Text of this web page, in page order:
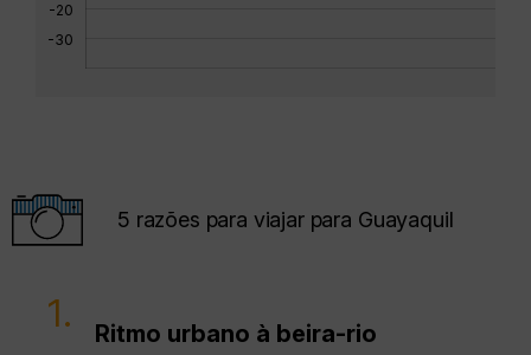
-20
-30
5 razões para viajar para Guayaquil
1. Ritmo urbano à beira-rio